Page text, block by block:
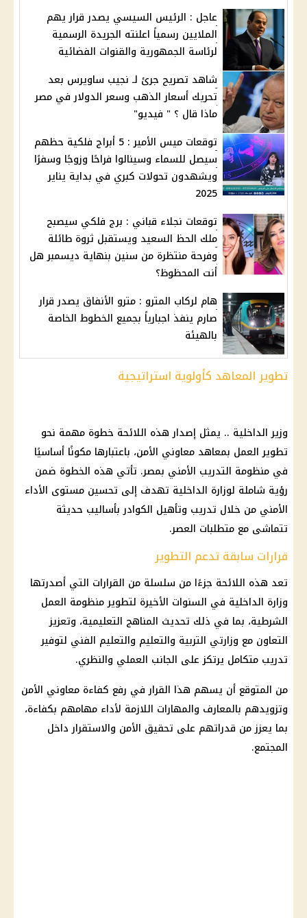
عاجل : الرئيس السيسي يصدر قرار يهم
الملايين رسمياً اعلنته الجريدة الرسمية
لرئاسة الجمهورية والقنوات الفضائية
شاهد تصريح جرئ لـ نجيب ساويرس بعد
تحريك أسعار الذهب وسعر الدولار في مصر
ماذا قال ؟ " فيديو"
توقعات ميس الأمير : 5 أبراج فلكية حظهم
سيصل للسماء وسينالوا فراحًا وزوجًا وسفرًا
ويشهدون تحوﻻت كبري في بداية يناير
2025
توقعات نجلاء قباني : برج فلكي سيصبح
ملك الحظ السعيد ويستقبل ثروة طائلة
وفرحة منتظرة من سنين بنهاية ديسمبر هل
أنت المحظوظ؟
هام لركاب المترو : مترو الأنفاق يصدر قرار
صارم ينفذ اجبارياً بجميع الخطوط الخاصة
بالهيئة
تطوير المعاهد كأولوية استراتيجية
وزيرالداخلية .. يمثل إصدار هذه اللائحة خطوة مهمة نحو
تطوير العمل بمعاهد معاوني الأمن، باعتبارها مكونًا أساسيًا
في منظومة التدريب الأمني بمصر. تأتي هذه الخطوة ضمن
رؤية شاملة لوزارة الداخلية تهدف إلى تحسين مستوى الأداء
الأمني من خلال تدريب وتأهيل الكوادر بأساليب حديثة
تتماشى مع متطلبات العصر.
قرارات سابقة تدعم التطوير
تعد هذه اللائحة جزءًا من سلسلة من القرارات التي أصدرتها
وزارة الداخلية في السنوات الأخيرة لتطوير منظومة العمل
الشرطية، بما في ذلك تحديث المناهج التعليمية، وتعزيز
التعاون مع وزارتي التربية والتعليم والتعليم الفني لتوفير
تدريب متكامل يرتكز على الجانب العملي والنظري.
من المتوقع أن يسهم هذا القرار في رفع كفاءة معاوني الأمن
وتزويدهم بالمعارف والمهارات اللازمة لأداء مهامهم بكفاءة،
بما يعزز من قدراتهم على تحقيق الأمن والاستقرار داخل
المجتمع.